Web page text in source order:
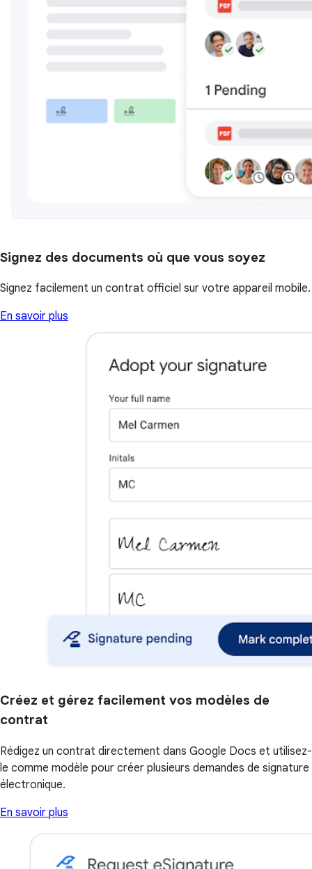
Signez des documents où que vous soyez
Signez facilement un contrat officiel sur votre appareil mobile.
En savoir plus
Créez et gérez facilement vos modèles de
contrat
Rédigez un contrat directement dans Google Docs et utilisez-
le comme modèle pour créer plusieurs demandes de signature
électronique.
En savoir plus